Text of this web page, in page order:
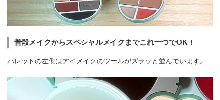
普段メイクからスペシャルメイクまでこれ一つでOK！
パレットの左側はアイメイクのツールがズラッと並んでいます。